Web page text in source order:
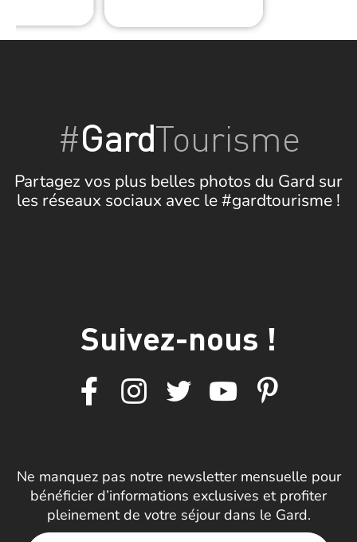
#GardTourisme
Partagez vos plus belles photos du Gard sur
les réseaux sociaux avec le #gardtourisme !
Suivez-nous !
Ne manquez pas notre newsletter mensuelle pour
bénéficier d’informations exclusives et profiter
pleinement de votre séjour dans le Gard.